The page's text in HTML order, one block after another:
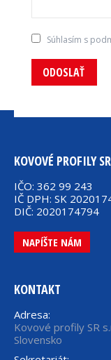
Súhlasím s
ODOSLAŤ
KOVOVÉ PROFILY
IČO: 362 99 243
IČ DPH: SK
DIČ: 2020174794
NAPÍŠTE NÁM
KONTAKT
Adresa:
Kovové profily SR
Slovensko